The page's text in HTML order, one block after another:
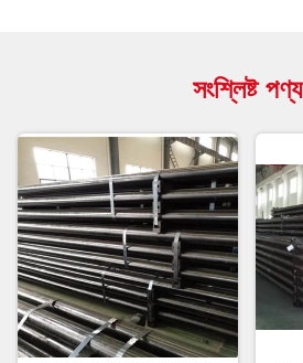
সংশ্লিষ্ট পণ্য